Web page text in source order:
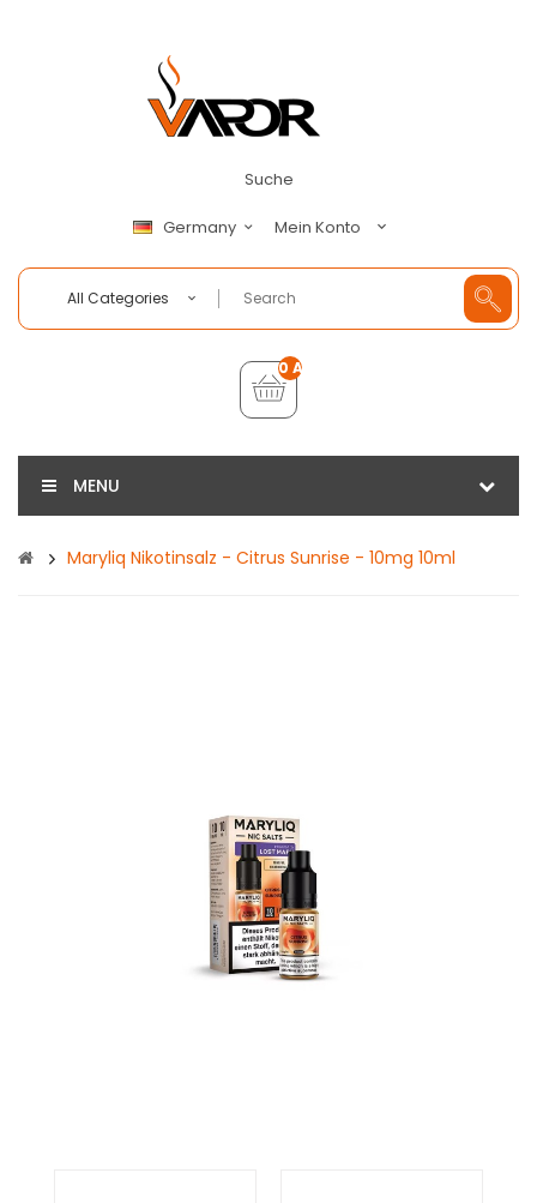
Suche
Germany Mein Konto
All Categories
0 Artikel - €0,00
MENU
Maryliq Nikotinsalz - Citrus Sunrise - 10mg 10ml